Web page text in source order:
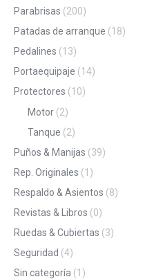
Parabrisas (200)
Patadas de arranque (18)
Pedalines (13)
Portaequipaje (14)
Protectores (10)
Motor (2)
Tanque (2)
Puños & Manijas (39)
Rep. Originales (1)
Respaldo & Asientos (8)
Revistas & Libros (0)
Ruedas & Cubiertas (3)
Seguridad (4)
Sin categoría (1)